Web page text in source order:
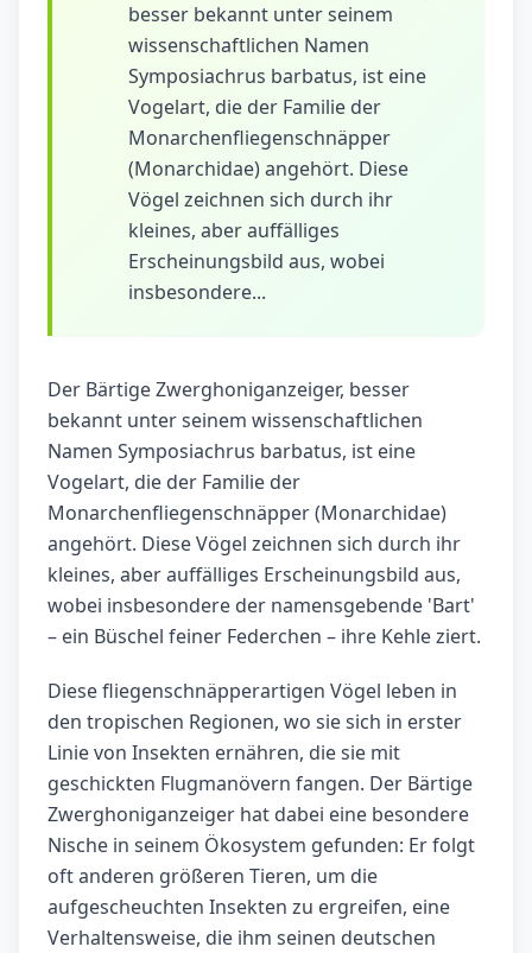
besser bekannt unter seinem
wissenschaftlichen Namen
Symposiachrus barbatus, ist eine
Vogelart, die der Familie der
Monarchenfliegenschnäpper
(Monarchidae) angehört. Diese
Vögel zeichnen sich durch ihr
kleines, aber auffälliges
Erscheinungsbild aus, wobei
insbesondere...
Der Bärtige Zwerghoniganzeiger, besser
bekannt unter seinem wissenschaftlichen
Namen Symposiachrus barbatus, ist eine
Vogelart, die der Familie der
Monarchenfliegenschnäpper (Monarchidae)
angehört. Diese Vögel zeichnen sich durch ihr
kleines, aber auffälliges Erscheinungsbild aus,
wobei insbesondere der namensgebende 'Bart'
– ein Büschel feiner Federchen – ihre Kehle ziert.
Diese fliegenschnäpperartigen Vögel leben in
den tropischen Regionen, wo sie sich in erster
Linie von Insekten ernähren, die sie mit
geschickten Flugmanövern fangen. Der Bärtige
Zwerghoniganzeiger hat dabei eine besondere
Nische in seinem Ökosystem gefunden: Er folgt
oft anderen größeren Tieren, um die
aufgescheuchten Insekten zu ergreifen, eine
Verhaltensweise, die ihm seinen deutschen